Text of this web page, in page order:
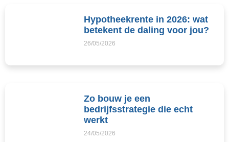
Hypotheekrente in 2026: wat
betekent de daling voor jou?
26/05/2026
Zo bouw je een
bedrijfsstrategie die echt
werkt
24/05/2026